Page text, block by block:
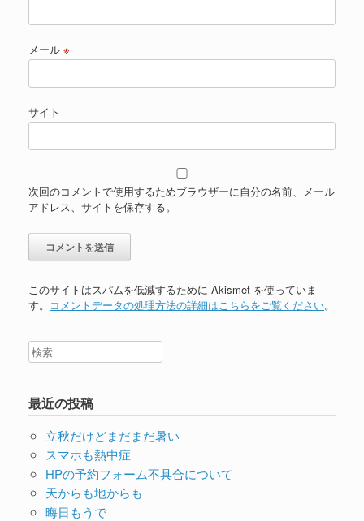
メール ※
サイト
次回のコメントで使用するためブラウザーに自分の名前、メール
アドレス、サイトを保存する。
このサイトはスパムを低減するために Akismet を使っていま
す。 コメントデータの処理方法の詳細はこちらをご覧ください。
最近の投稿
立秋だけどまだまだ暑い
スマホも熱中症
HPの予約フォーム不具合について
天からも地からも
晦日もうで